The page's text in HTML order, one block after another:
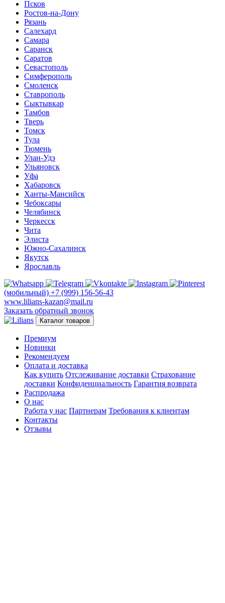
Псков
Ростов-на-Дону
Рязань
Салехард
Самара
Саранск
Саратов
Севастополь
Симферополь
Смоленск
Ставрополь
Сыктывкар
Тамбов
Тверь
Томск
Тула
Тюмень
Улан-Удэ
Ульяновск
Уфа
Хабаровск
Ханты-Мансийск
Чебоксары
Челябинск
Черкесск
Чита
Элиста
Южно-Сахалинск
Якутск
Ярославль
(мобильный) +7 (999) 156-56-43
www.lilians-kazan@mail.ru
Заказать обратный звонок
Каталог товаров
Премиум
Новинки
Рекомендуем
Оплата и доставка
Как купить Отслеживание доставки Страхование
доставки Конфиденциальность Гарантия возврата
Распродажа
О нас
Работа у нас Партнерам Требования к клиентам
Контакты
Отзывы